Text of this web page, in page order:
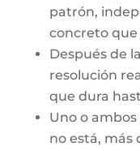
patrón,
concreto que
Después de
resolución
que dura
Uno o
no está, más